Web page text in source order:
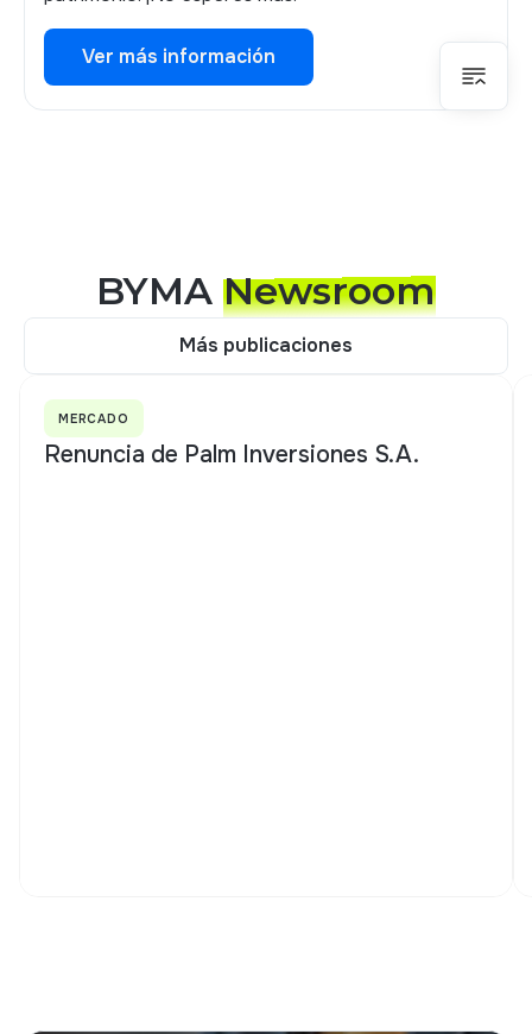
Ver más información
BYMA Newsroom
Más publicaciones
MERCADO
Renuncia de Palm Inversiones S.A.